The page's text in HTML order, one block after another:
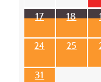
17 18
24 25
31